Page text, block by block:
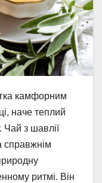
камфорним
наче теплий
Чай з шавлії
справжнім
ритмі. Він